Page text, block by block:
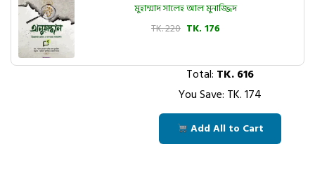
মুহাম্মাদ সালেহ আল মুনাজ্জিদ
TK. 220 TK. 176
Total: TK.616
You Save: TK.174
Add All to Cart